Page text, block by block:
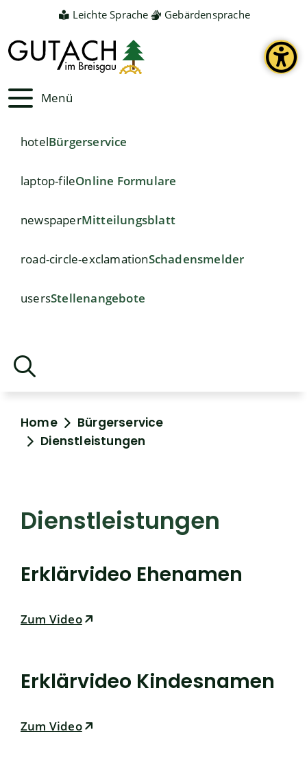
Leichte Sprache Gebärdensprache
Menü
hotelBürgerservice
laptop-fileOnline Formulare
newspaperMitteilungsblatt
road-circle-exclamationSchadensmelder
usersStellenangebote
Home
Bürgerservice
Dienstleistungen
Dienstleistungen
Erklärvideo Ehenamen
Zum Video
Erklärvideo Kindesnamen
Zum Video